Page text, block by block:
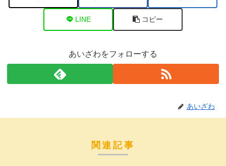
LINE コピー
あいざわをフォローする
あいざわ
関連記事